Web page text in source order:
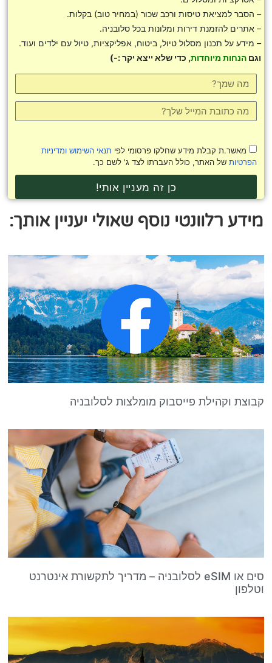
– הסבר למציאת טיסות ורכב שכור (במחיר טוב) בקלות.
– אתרים להזמנת דירות ומלונות בכל סלובניה.
– מידע על תכנון מסלול טיול, ביטוח, אפליקציות, טיול עם ילדים ועוד.
וגםהנחות מיוחדות, כדי שלא ייצא יקר :-)
מאשר.ת קבלת מידע שחלקו פרסומי לפי תנאי השימוש ומדיניות
הפרטיותשל האתר, כולל העברתו לצד ג' לשם כך.
כן זה מעניין אותי!
מידע רלוונטי נוסף שאולי יעניין אותך:
קבוצת וקהילת פייסבוק מומלצות לסלובניה
סים או eSIM לסלובניה – מדריך לתקשורת אינטרנט
וטלפון